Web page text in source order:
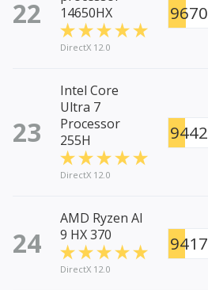
22
14650HX
DirectX 12.0
9670
23
Intel Core
Ultra 7
Processor
255H
DirectX 12.0
9442
24
AMD Ryzen AI
9 HX 370
DirectX 12.0
9417